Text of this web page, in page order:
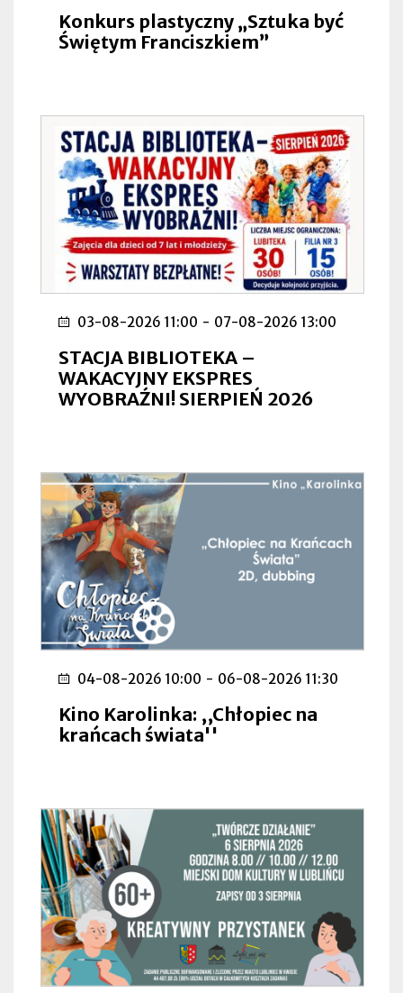
Konkurs plastyczny „Sztuka być
Świętym Franciszkiem”
03-08-2026 11:00 - 07-08-2026 13:00
STACJA BIBLIOTEKA –
WAKACYJNY EKSPRES
WYOBRAŹNI! SIERPIEŃ 2026
04-08-2026 10:00 - 06-08-2026 11:30
Kino Karolinka: ,,Chłopiec na
krańcach świata''